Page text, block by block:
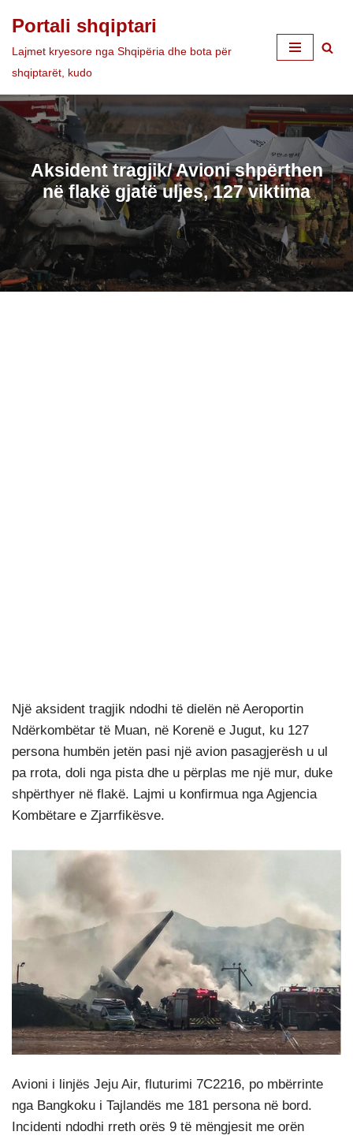
Skip
to
Portali shqiptari
Lajmet kryesore nga Shqipëria dhe bota për
shqiptarët, kudo
Aksident tragjik/ Avioni shpërthen
në flakë gjatë uljes, 127 viktima
Një aksident tragjik ndodhi të dielën në Aeroportin
Ndërkombëtar të Muan, në Korenë e Jugut, ku 127
persona humbën jetën pasi një avion pasagjerësh u ul
pa rrota, doli nga pista dhe u përplas me një mur, duke
shpërthyer në flakë. Lajmi u konfirmua nga Agjencia
Kombëtare e Zjarrfikësve.
Avioni i linjës Jeju Air, fluturimi 7C2216, po mbërrinte
nga Bangkoku i Tajlandës me 181 persona në bord.
Incidenti ndodhi rreth orës 9 të mëngjesit me orën